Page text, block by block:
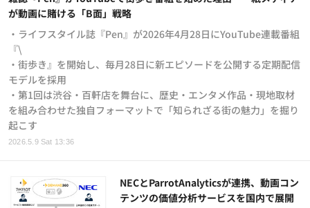
2026.5.9 Sat 13:36
が動画に賭ける「B面」戦略
・ライフスタイル誌『Pen』が2026年4月28日にYouTube連載番組
『\
・街歩き』を開始し、毎月28日に新エピソードを公開する定期配信
モデルを採用
・第1回は渋谷・百軒店を舞台に、歴史・エンタメ作品・現地取材
を組み合わせた独自フォーマットで「知られざる街の魅力」を掘り
起こす
NECとParrotAnalyticsが連携、動画コン
テンツの価値分析サービスを国内で展開